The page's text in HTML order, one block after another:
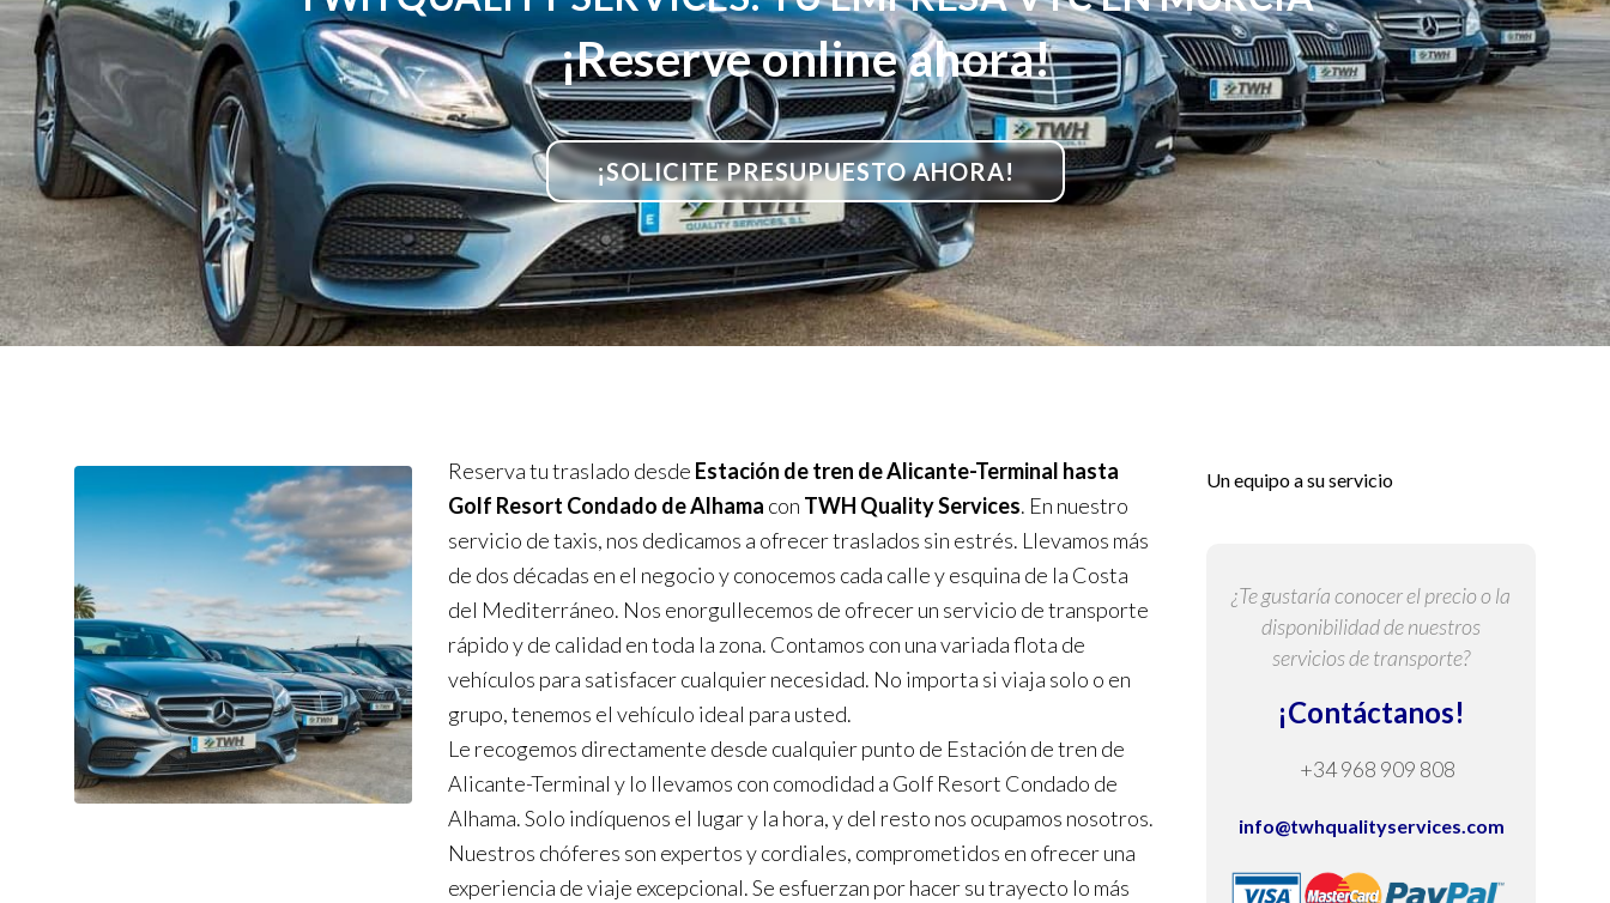
¡Reserve online ahora!
¡SOLICITE PRESUPUESTO AHORA!
Reserva tu traslado desde Estación de tren de Alicante-Terminal hasta
Golf Resort Condado de Alhama con TWH Quality Services. En nuestro
servicio de taxis, nos dedicamos a ofrecer traslados sin estrés. Llevamos más
de dos décadas en el negocio y conocemos cada calle y esquina de la Costa
del Mediterráneo. Nos enorgullecemos de ofrecer un servicio de transporte
rápido y de calidad en toda la zona. Contamos con una variada flota de
vehículos para satisfacer cualquier necesidad. No importa si viaja solo o en
grupo, tenemos el vehículo ideal para usted.
Le recogemos directamente desde cualquier punto de Estación de tren de
Alicante-Terminal y lo llevamos con comodidad a Golf Resort Condado de
Alhama. Solo indíquenos el lugar y la hora, y del resto nos ocupamos nosotros.
Nuestros chóferes son expertos y cordiales, comprometidos en ofrecer una
experiencia de viaje excepcional. Se esfuerzan por hacer su trayecto lo más
Un equipo a su servicio
¿Te gustaría conocer el precio o la
disponibilidad de nuestros
servicios de transporte?
¡Contáctanos!
+34 968 909 808
info@twhqualityservices.com